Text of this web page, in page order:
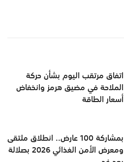
اتفاق مرتقب اليوم بشأن حركة
الملاحة في مضيق هرمز وانخفاض
أسعار الطاقة
بمشاركة 100 عارض.. انطلاق ملتقى
ومعرض الأمن الغذائي 2026 بصلالة